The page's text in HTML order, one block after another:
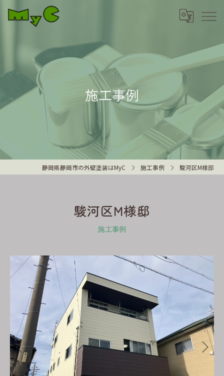
施工事例
静岡県静岡市の外壁塗装はMyC 施工事例 駿河区M様邸
施工事例
駿河区M様邸